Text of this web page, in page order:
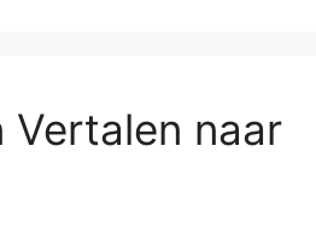
Vertalen naar